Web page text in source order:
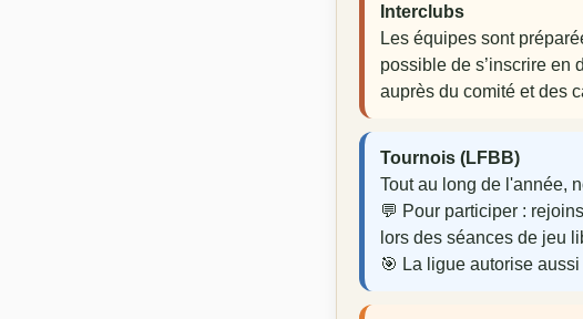
Interclubs
Les équipes sont
possible de s’inscrire en
auprès du comité et des
Tournois (LFBB)
Tout au long de l'année,
💬 Pour participer :
lors des séances de jeu
🎯 La ligue autorise